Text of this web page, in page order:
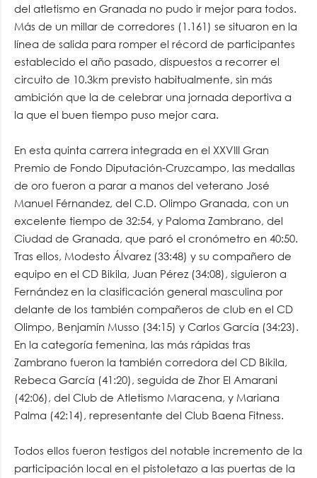
del atletismo en Granada no pudo ir mejor para todos.
Más de un millar de corredores (1.161) se situaron en la
línea de salida para romper el récord de participantes
establecido el año pasado, dispuestos a recorrer el
circuito de 10.3km previsto habitualmente, sin más
ambición que la de celebrar una jornada deportiva a
la que el buen tiempo puso mejor cara.
En esta quinta carrera integrada en el XXVIII Gran
Premio de Fondo Diputación-Cruzcampo, las medallas
de oro fueron a parar a manos del veterano José
Manuel Férnandez, del C.D. Olimpo Granada, con un
excelente tiempo de 32:54, y Paloma Zambrano, del
Ciudad de Granada, que paró el cronómetro en 40:50.
Tras ellos, Modesto Álvarez (33:48) y su compañero de
equipo en el CD Bikila, Juan Pérez (34:08), siguieron a
Fernández en la clasificación general masculina por
delante de los también compañeros de club en el CD
Olimpo, Benjamín Musso (34:15) y Carlos García (34:23).
En la categoría femenina, las más rápidas tras
Zambrano fueron la también corredora del CD Bikila,
Rebeca García (41:20), seguida de Zhor El Amarani
(42:06), del Club de Atletismo Maracena, y Mariana
Palma (42:14), representante del Club Baena Fitness.
Todos ellos fueron testigos del notable incremento de la
participación local en el pistoletazo a las puertas de la